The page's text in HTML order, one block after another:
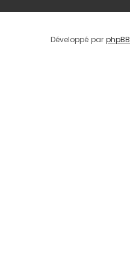
Développé par phpBB